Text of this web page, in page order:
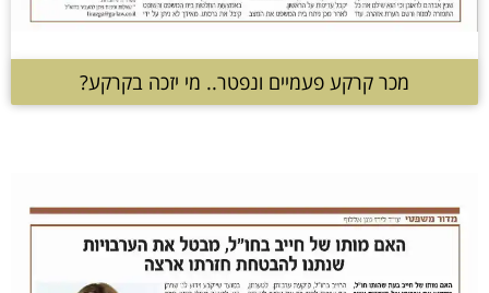
מכר קרקע פעמיים ונפטר.. מי יזכה בקרקע?